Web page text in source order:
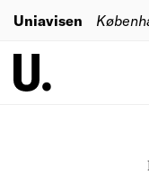
Uniavisen